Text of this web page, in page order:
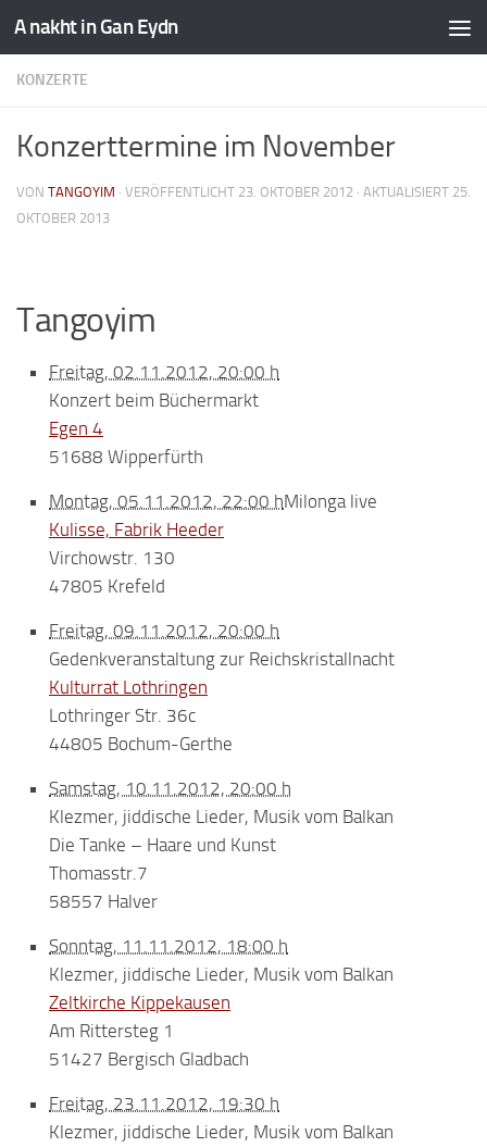
A nakht in Gan Eydn
KONZERTE
Konzerttermine im November
VON TANGOYIM · VERÖFFENTLICHT 23. OKTOBER 2012 · AKTUALISIERT 25.
OKTOBER 2013
Tangoyim
Freitag, 02.11.2012, 20:00 h
Konzert beim Büchermarkt
Egen 4
51688 Wipperfürth
Montag, 05.11.2012, 22:00 hMilonga live
Kulisse, Fabrik Heeder
Virchowstr. 130
47805 Krefeld
Freitag, 09.11.2012, 20:00 h
Gedenkveranstaltung zur Reichskristallnacht
Kulturrat Lothringen
Lothringer Str. 36c
44805 Bochum-Gerthe
Samstag, 10.11.2012, 20:00 h
Klezmer, jiddische Lieder, Musik vom Balkan
Die Tanke – Haare und Kunst
Thomasstr.7
58557 Halver
Sonntag, 11.11.2012, 18:00 h
Klezmer, jiddische Lieder, Musik vom Balkan
Zeltkirche Kippekausen
Am Rittersteg 1
51427 Bergisch Gladbach
Freitag, 23.11.2012, 19:30 h
Klezmer, jiddische Lieder, Musik vom Balkan